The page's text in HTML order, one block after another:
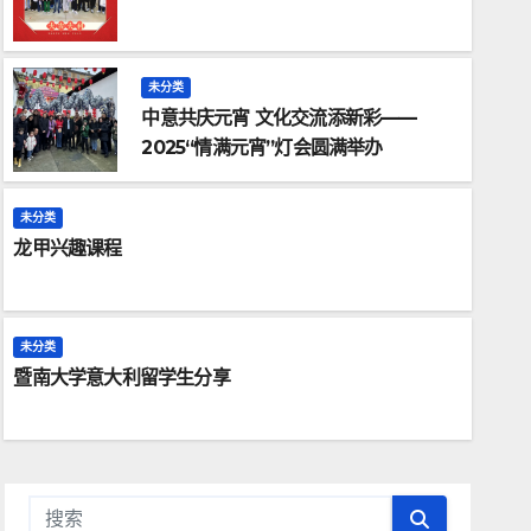
未分类
中意共庆元宵 文化交流添新彩——
2025“情满元宵”灯会圆满举办
未分类
龙甲兴趣课程
未分类
暨南大学意大利留学生分享